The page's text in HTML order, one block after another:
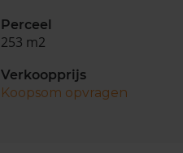
Perceel
253 m2
Verkoopprijs
Koopsom opvragen